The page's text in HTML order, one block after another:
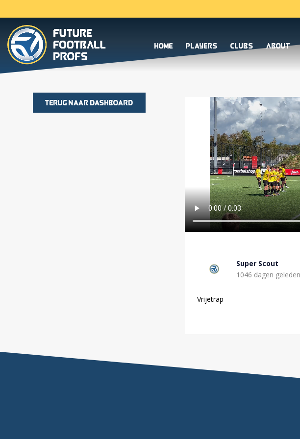
Home Players Clubs About
Terug naar dashboard
Super Scout
1046 dagen geleden
Vrijetrap